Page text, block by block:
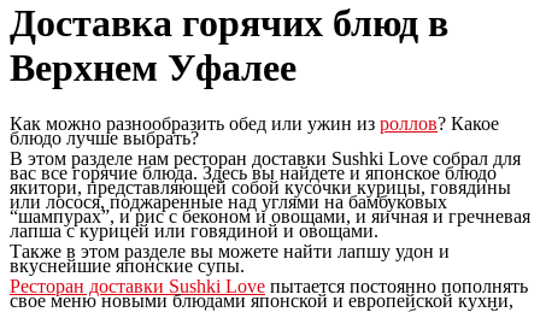
Доставка горячих блюд в
Верхнем Уфалее
Как можно разнообразить обед или ужин из роллов? Какое
блюдо лучше выбрать?
В этом разделе нам ресторан доставки Sushki Love собрал для
вас все горячие блюда. Здесь вы найдете и японское блюдо
якитори, представляющей собой кусочки курицы, говядины
или лосося, поджаренные над углями на бамбуковых
“шампурах”, и рис с беконом и овощами, и яичная и гречневая
лапша с курицей или говядиной и овощами.
Также в этом разделе вы можете найти лапшу удон и
вкуснейшие японские супы.
Ресторан доставки Sushki Love пытается постоянно пополнять
свое меню новыми блюдами японской и европейской кухни,